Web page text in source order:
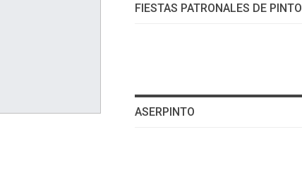
FIESTAS PATRONALES DE PINTO
ASERPINTO